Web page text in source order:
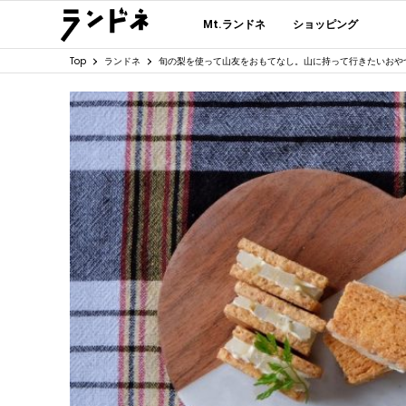
Mt.ランドネ ショッピング
Top ランドネ 旬の梨を使って山友をおもてなし。山に持って行きたいおや